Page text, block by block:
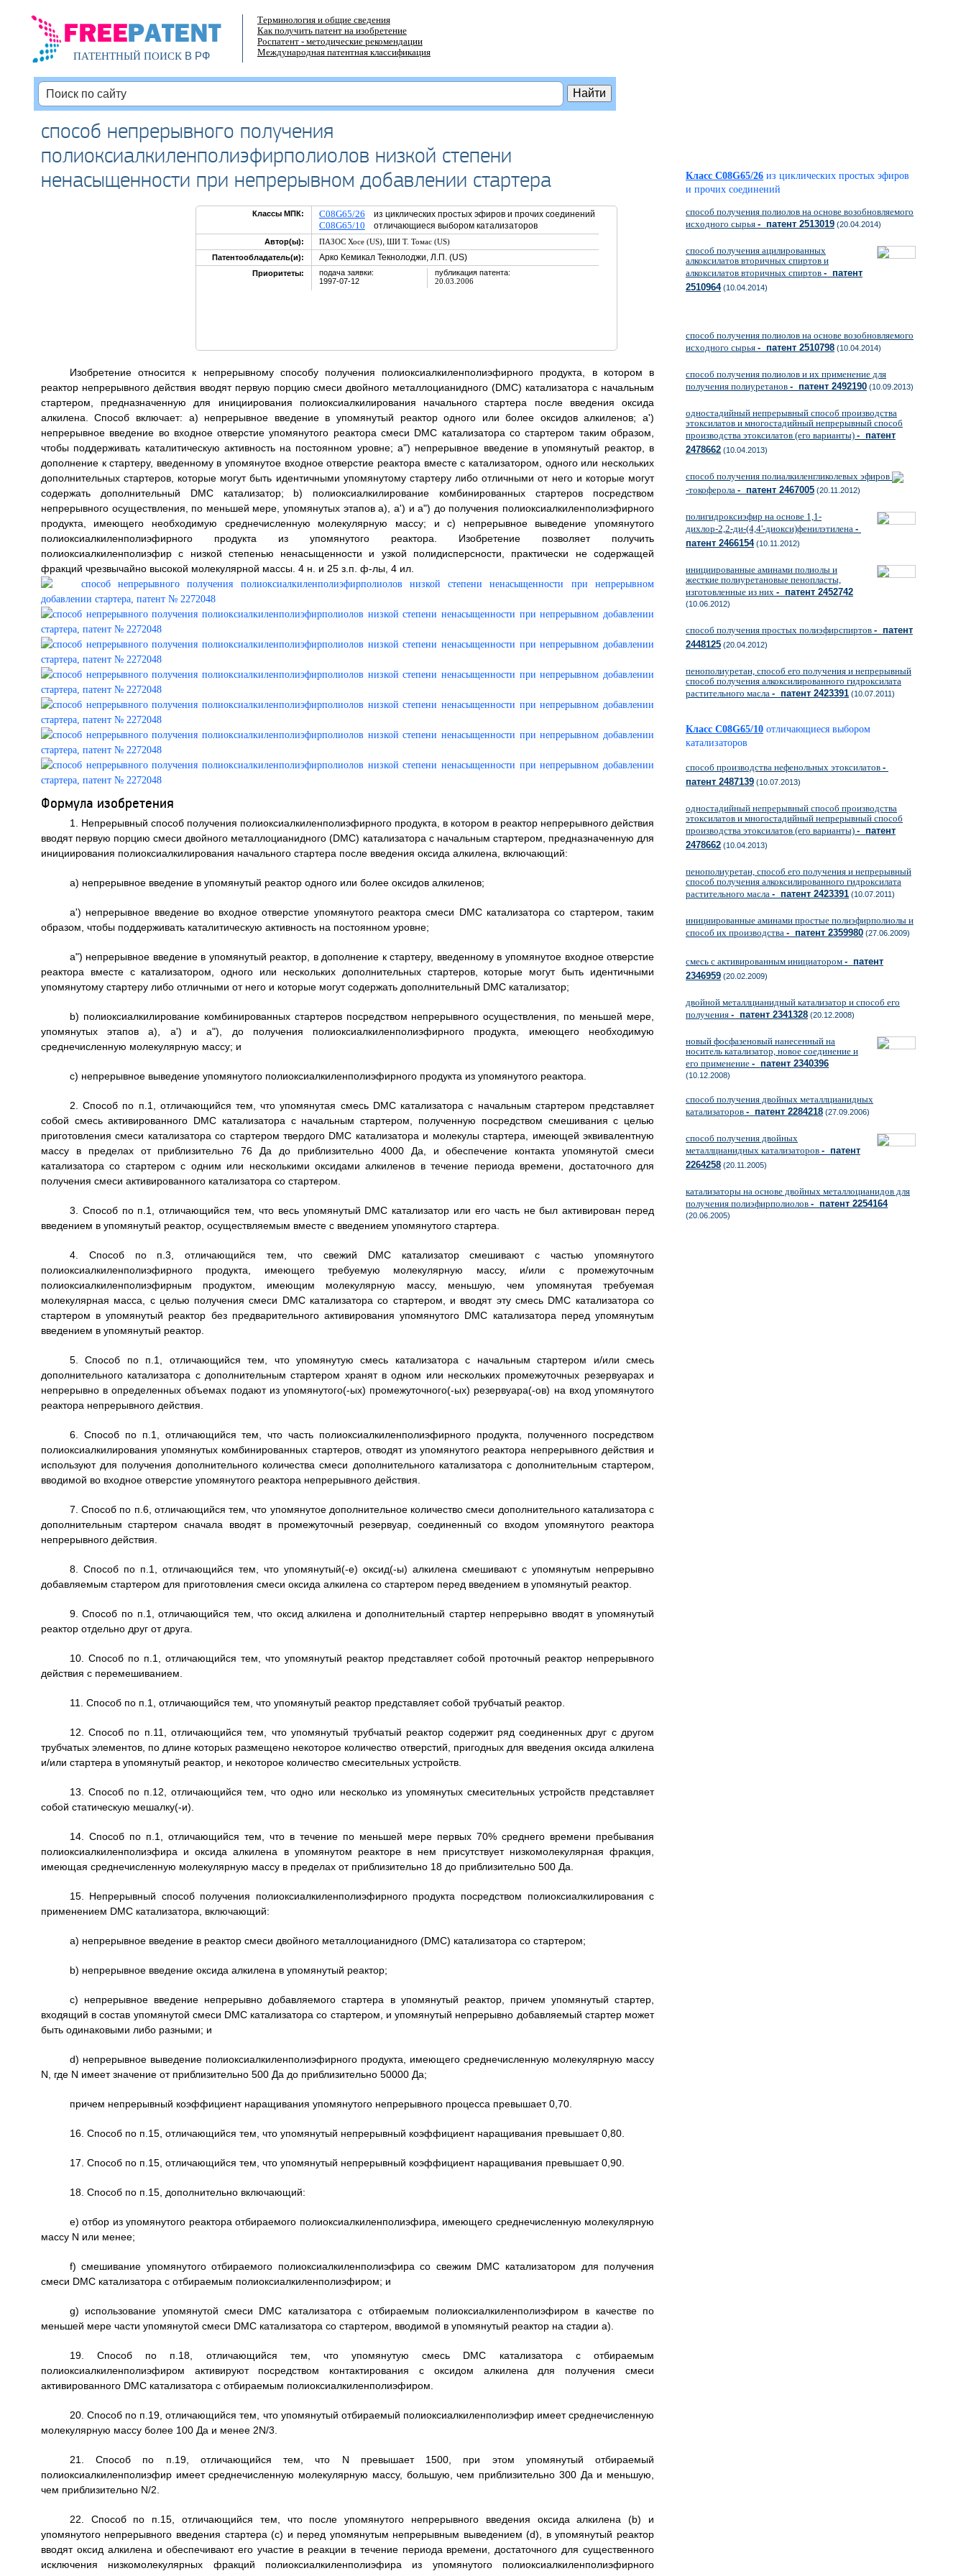
ПАТЕНТНЫЙ ПОИСКВ РФ
Терминология и общие сведения
Как получить патент на изобретение
Роспатент - методические рекомендации
Международная патентная классификация
способ непрерывного получения
полиоксиалкиленполиэфирполиолов низкой степени
ненасыщенности при непрерывном добавлении стартера
Классы МПК: C08G65/26 из циклических простых эфиров и прочих соединений
C08G65/10 отличающиеся выбором катализаторов
Автор(ы): ПАЗОС Хосе (US), ШИ Т. Томас (US)
Патентообладатель(и):
Арко Кемикал Текнолоджи, Л.П. (US)
Приоритеты:
подача заявки:
1997-07-12
публикация патента:
20.03.2006
Изобретение относится к непрерывному способу получения полиоксиалкиленполиэфирного продукта, в котором в
реактор непрерывного действия вводят первую порцию смеси двойного металлоцианидного (DMC) катализатора с начальным
стартером, предназначенную для инициирования полиоксиалкилирования начального стартера после введения оксида
алкилена. Способ включает: а) непрерывное введение в упомянутый реактор одного или более оксидов алкиленов; а')
непрерывное введение во входное отверстие упомянутого реактора смеси DMC катализатора со стартером таким образом,
чтобы поддерживать каталитическую активность на постоянном уровне; а") непрерывное введение в упомянутый реактор, в
дополнение к стартеру, введенному в упомянутое входное отверстие реактора вместе с катализатором, одного или нескольких
дополнительных стартеров, которые могут быть идентичными упомянутому стартеру либо отличными от него и которые могут
содержать дополнительный DMC катализатор; b) полиоксиалкилирование комбинированных стартеров посредством
непрерывного осуществления, по меньшей мере, упомянутых этапов а), а') и а") до получения полиоксиалкиленполиэфирного
продукта, имеющего необходимую среднечисленную молекулярную массу; и с) непрерывное выведение упомянутого
полиоксиалкиленполиэфирного продукта из упомянутого реактора. Изобретение позволяет получить
полиоксиалкиленполиэфир с низкой степенью ненасыщенности и узкой полидисперсности, практически не содержащей
фракций чрезвычайно высокой молекулярной массы. 4 н. и 25 з.п. ф-лы, 4 ил.
Формула изобретения
1. Непрерывный способ получения полиоксиалкиленполиэфирного продукта, в котором в реактор непрерывного действия
вводят первую порцию смеси двойного металлоцианидного (DMC) катализатора с начальным стартером, предназначенную для
инициирования полиоксиалкилирования начального стартера после введения оксида алкилена, включающий:
a) непрерывное введение в упомянутый реактор одного или более оксидов алкиленов;
а') непрерывное введение во входное отверстие упомянутого реактора смеси DMC катализатора со стартером, таким
образом, чтобы поддерживать каталитическую активность на постоянном уровне;
а") непрерывное введение в упомянутый реактор, в дополнение к стартеру, введенному в упомянутое входное отверстие
реактора вместе с катализатором, одного или нескольких дополнительных стартеров, которые могут быть идентичными
упомянутому стартеру либо отличными от него и которые могут содержать дополнительный DMC катализатор;
b) полиоксиалкилирование комбинированных стартеров посредством непрерывного осуществления, по меньшей мере,
упомянутых этапов а), а') и а"), до получения полиоксиалкиленполиэфирного продукта, имеющего необходимую
среднечисленную молекулярную массу; и
с) непрерывное выведение упомянутого полиоксиалкиленполиэфирного продукта из упомянутого реактора.
2. Способ по п.1, отличающийся тем, что упомянутая смесь DMC катализатора с начальным стартером представляет
собой смесь активированного DMC катализатора с начальным стартером, полученную посредством смешивания с целью
приготовления смеси катализатора со стартером твердого DMC катализатора и молекулы стартера, имеющей эквивалентную
массу в пределах от приблизительно 76 Да до приблизительно 4000 Да, и обеспечение контакта упомянутой смеси
катализатора со стартером с одним или несколькими оксидами алкиленов в течение периода времени, достаточного для
получения смеси активированного катализатора со стартером.
3. Способ по п.1, отличающийся тем, что весь упомянутый DMC катализатор или его часть не был активирован перед
введением в упомянутый реактор, осуществляемым вместе с введением упомянутого стартера.
4. Способ по п.3, отличающийся тем, что свежий DMC катализатор смешивают с частью упомянутого
полиоксиалкиленполиэфирного продукта, имеющего требуемую молекулярную массу, и/или с промежуточным
полиоксиалкиленполиэфирным продуктом, имеющим молекулярную массу, меньшую, чем упомянутая требуемая
молекулярная масса, с целью получения смеси DMC катализатора со стартером, и вводят эту смесь DMC катализатора со
стартером в упомянутый реактор без предварительного активирования упомянутого DMC катализатора перед упомянутым
введением в упомянутый реактор.
5. Способ по п.1, отличающийся тем, что упомянутую смесь катализатора с начальным стартером и/или смесь
дополнительного катализатора с дополнительным стартером хранят в одном или нескольких промежуточных резервуарах и
непрерывно в определенных объемах подают из упомянутого(-ых) промежуточного(-ых) резервуара(-ов) на вход упомянутого
реактора непрерывного действия.
6. Способ по п.1, отличающийся тем, что часть полиоксиалкиленполиэфирного продукта, полученного посредством
полиоксиалкилирования упомянутых комбинированных стартеров, отводят из упомянутого реактора непрерывного действия и
используют для получения дополнительного количества смеси дополнительного катализатора с дополнительным стартером,
вводимой во входное отверстие упомянутого реактора непрерывного действия.
7. Способ по п.6, отличающийся тем, что упомянутое дополнительное количество смеси дополнительного катализатора с
дополнительным стартером сначала вводят в промежуточный резервуар, соединенный со входом упомянутого реактора
непрерывного действия.
8. Способ по п.1, отличающийся тем, что упомянутый(-е) оксид(-ы) алкилена смешивают с упомянутым непрерывно
добавляемым стартером для приготовления смеси оксида алкилена со стартером перед введением в упомянутый реактор.
9. Способ по п.1, отличающийся тем, что оксид алкилена и дополнительный стартер непрерывно вводят в упомянутый
реактор отдельно друг от друга.
10. Способ по п.1, отличающийся тем, что упомянутый реактор представляет собой проточный реактор непрерывного
действия с перемешиванием.
11. Способ по п.1, отличающийся тем, что упомянутый реактор представляет собой трубчатый реактор.
12. Способ по п.11, отличающийся тем, что упомянутый трубчатый реактор содержит ряд соединенных друг с другом
трубчатых элементов, по длине которых размещено некоторое количество отверстий, пригодных для введения оксида алкилена
и/или стартера в упомянутый реактор, и некоторое количество смесительных устройств.
13. Способ по п.12, отличающийся тем, что одно или несколько из упомянутых смесительных устройств представляет
собой статическую мешалку(-и).
14. Способ по п.1, отличающийся тем, что в течение по меньшей мере первых 70% среднего времени пребывания
полиоксиалкиленполиэфира и оксида алкилена в упомянутом реакторе в нем присутствует низкомолекулярная фракция,
имеющая среднечисленную молекулярную массу в пределах от приблизительно 18 до приблизительно 500 Да.
15. Непрерывный способ получения полиоксиалкиленполиэфирного продукта посредством полиоксиалкилирования с
применением DMC катализатора, включающий:
a) непрерывное введение в реактор смеси двойного металлоцианидного (DMC) катализатора со стартером;
b) непрерывное введение оксида алкилена в упомянутый реактор;
c) непрерывное введение непрерывно добавляемого стартера в упомянутый реактор, причем упомянутый стартер,
входящий в состав упомянутой смеси DMC катализатора со стартером, и упомянутый непрерывно добавляемый стартер может
быть одинаковыми либо разными; и
d) непрерывное выведение полиоксиалкиленполиэфирного продукта, имеющего среднечисленную молекулярную массу
N, где N имеет значение от приблизительно 500 Да до приблизительно 50000 Да;
причем непрерывный коэффициент наращивания упомянутого непрерывного процесса превышает 0,70.
16. Способ по п.15, отличающийся тем, что упомянутый непрерывный коэффициент наращивания превышает 0,80.
17. Способ по п.15, отличающийся тем, что упомянутый непрерывный коэффициент наращивания превышает 0,90.
18. Способ по п.15, дополнительно включающий:
e) отбор из упомянутого реактора отбираемого полиоксиалкиленполиэфира, имеющего среднечисленную молекулярную
массу N или менее;
f) смешивание упомянутого отбираемого полиоксиалкиленполиэфира со свежим DMC катализатором для получения
смеси DMC катализатора с отбираемым полиоксиалкиленполиэфиром; и
g) использование упомянутой смеси DMC катализатора с отбираемым полиоксиалкиленполиэфиром в качестве по
меньшей мере части упомянутой смеси DMC катализатора со стартером, вводимой в упомянутый реактор на стадии а).
19. Способ по п.18, отличающийся тем, что упомянутую смесь DMC катализатора с отбираемым
полиоксиалкиленполиэфиром активируют посредством контактирования с оксидом алкилена для получения смеси
активированного DMC катализатора с отбираемым полиоксиалкиленполиэфиром.
20. Способ по п.19, отличающийся тем, что упомянутый отбираемый полиоксиалкиленполиэфир имеет среднечисленную
молекулярную массу более 100 Да и менее 2N/3.
21. Способ по п.19, отличающийся тем, что N превышает 1500, при этом упомянутый отбираемый
полиоксиалкиленполиэфир имеет среднечисленную молекулярную массу, большую, чем приблизительно 300 Да и меньшую,
чем приблизительно N/2.
22. Способ по п.15, отличающийся тем, что после упомянутого непрерывного введения оксида алкилена (b) и
упомянутого непрерывного введения стартера (с) и перед упомянутым непрерывным выведением (d), в упомянутый реактор
вводят оксид алкилена и обеспечивают его участие в реакции в течение периода времени, достаточного для существенного
исключения низкомолекулярных фракций полиоксиалкиленполиэфира из упомянутого полиоксиалкиленполиэфирного
Класс C08G65/26 из циклических простых эфиров
и прочих соединений
способ получения полиолов на основе возобновляемого
исходного сырья - патент 2513019 (20.04.2014)
способ получения ацилированных
алкоксилатов вторичных спиртов и
алкоксилатов вторичных спиртов - патент
2510964(10.04.2014)
способ получения полиолов на основе возобновляемого
исходного сырья - патент 2510798 (10.04.2014)
способ получения полиолов и их применение для
получения полиуретанов - патент 2492190 (10.09.2013)
одностадийный непрерывный способ производства
этоксилатов и многостадийный непрерывный способ
производства этоксилатов (его варианты) - патент
2478662 (10.04.2013)
способ получения полиалкиленгликолевых эфиров
-токоферола - патент 2467005 (20.11.2012)
полигидроксиэфир на основе 1,1-
дихлор-2,2-ди-(4,4'-диокси)фенилэтилена -
патент 2466154(10.11.2012)
инициированные аминами полиолы и
жесткие полиуретановые пенопласты,
изготовленные из них - патент 2452742
(10.06.2012)
способ получения простых полиэфирспиртов - патент
2448125 (20.04.2012)
пенополиуретан, способ его получения и непрерывный
способ получения алкоксилированного гидроксилата
растительного масла - патент 2423391 (10.07.2011)
Класс C08G65/10 отличающиеся выбором
катализаторов
способ производства нефенольных этоксилатов -
патент 2487139 (10.07.2013)
одностадийный непрерывный способ производства
этоксилатов и многостадийный непрерывный способ
производства этоксилатов (его варианты) - патент
2478662 (10.04.2013)
пенополиуретан, способ его получения и непрерывный
способ получения алкоксилированного гидроксилата
растительного масла - патент 2423391 (10.07.2011)
инициированные аминами простые полиэфирполиолы и
способ их производства - патент 2359980 (27.06.2009)
смесь с активированным инициатором - патент
2346959 (20.02.2009)
двойной металлцианидный катализатор и способ его
получения - патент 2341328 (20.12.2008)
новый фосфазеновый нанесенный на
носитель катализатор, новое соединение и
его применение - патент 2340396
(10.12.2008)
способ получения двойных металлцианидных
катализаторов - патент 2284218 (27.09.2006)
способ получения двойных
металлцианидных катализаторов - патент
2264258 (20.11.2005)
катализаторы на основе двойных металлоцианидов для
получения полиэфирполиолов - патент 2254164
(20.06.2005)